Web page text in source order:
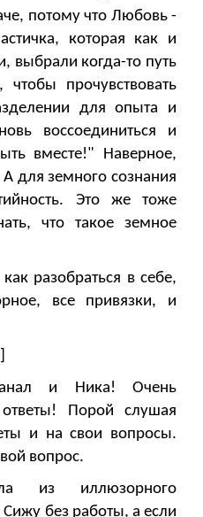
потому что Любовь -
которая как и
выбрали когда-то путь
прочувствовать
для опыта и
воссоединиться и
вместе!" Наверное,
для земного сознания
Это же тоже
что такое земное
разобраться в себе,
все привязки, и
и Ника! Очень
Порой слушая
и на свои вопросы.
вопрос.
из иллюзорного
без работы, а если